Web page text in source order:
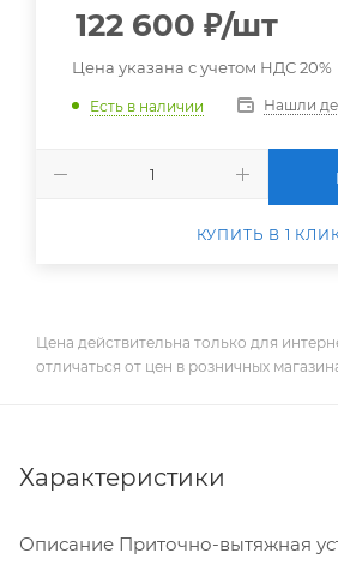
122 600 ₽/шт
Цена указана с учетом НДС 20%
Есть в наличии Нашли
КУПИТЬ В 1
Цена действительна только для
отличаться от цен в розничных
Характеристики
Описание Приточно-вытяжная установка Universe —